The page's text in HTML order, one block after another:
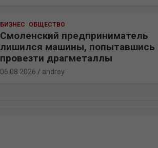
БИЗНЕС ОБЩЕСТВО
Смоленский предприниматель
лишился машины, попытавшись
провезти драгметаллы
06.08.2026 andrey